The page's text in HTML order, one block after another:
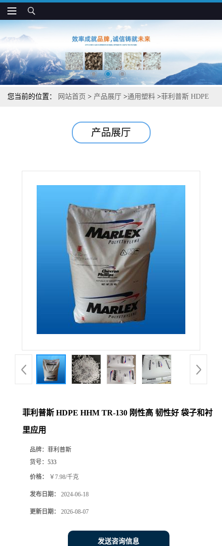
您当前的位置： 网站首页 > 产品展厅 >通用塑料 >菲利普斯 HDPE
产品展厅
菲利普斯 HDPE HHM TR-130 刚性高 韧性好 袋子和衬
里应用
品牌： 菲利普斯
货号： 533
价格： ￥7.98/千克
发布日期： 2024-06-18
更新日期： 2026-08-07
发送咨询信息